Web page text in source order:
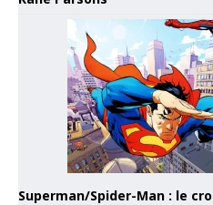
Superman/Spider-Man : le